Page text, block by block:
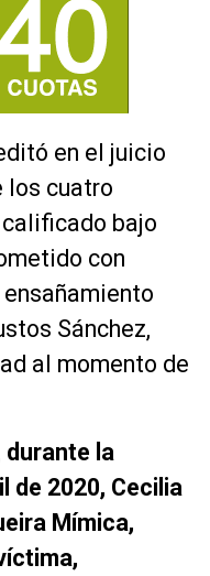
en el juicio
los cuatro
bajo
con
Sánchez,
al momento de
durante la
de 2020, Cecilia
Mímica,